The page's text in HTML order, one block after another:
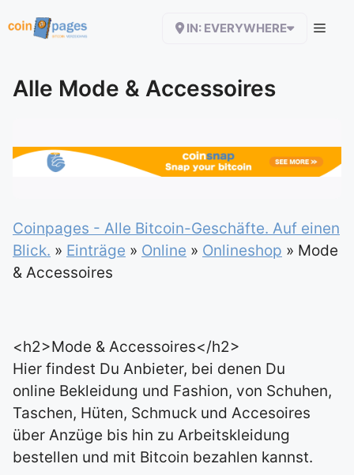
Inhalt
IN: EVERYWHERE
Alle Mode & Accessoires
Coinpages - Alle Bitcoin-Geschäfte. Auf einen
Blick. » Einträge » Online » Onlineshop » Mode
& Accessoires
<h2>Mode & Accessoires</h2>
Hier findest Du Anbieter, bei denen Du
online Bekleidung und Fashion, von Schuhen,
Taschen, Hüten, Schmuck und Accesoires
über Anzüge bis hin zu Arbeitskleidung
bestellen und mit Bitcoin bezahlen kannst.